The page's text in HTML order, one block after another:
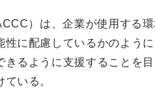
）は、企業が使用する
に配慮しているかのよう
るように支援することを
いる。